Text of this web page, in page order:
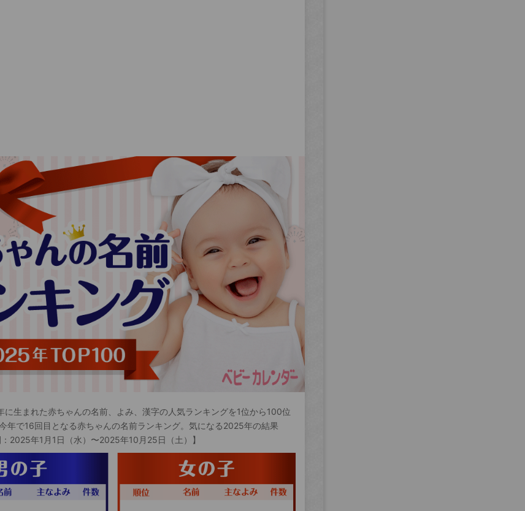
に生まれた赤ちゃんの名前、よみ、漢字の人気ランキングを1位から100位
年で16回目となる赤ちゃんの名前ランキング。気になる2025年の結果
2025年1月1日（水）〜2025年10月25日（土）】